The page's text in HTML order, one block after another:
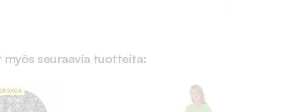
seuraavia tuotteita: